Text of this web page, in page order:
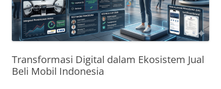
Transformasi Digital dalam Ekosistem Jual
Beli Mobil Indonesia